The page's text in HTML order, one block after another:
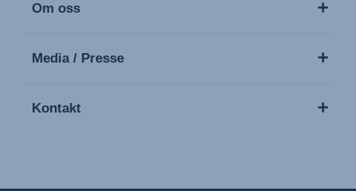
Om oss
Media / Presse
Kontakt